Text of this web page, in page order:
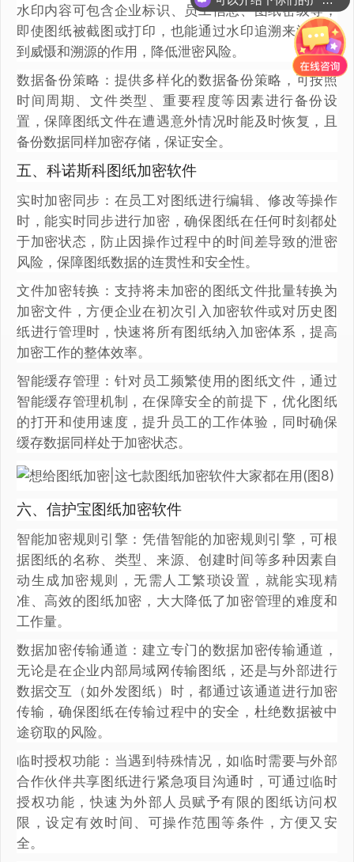
水印内容可包含企业标识、员工信息、图纸密级等，
即使图纸被截图或打印，也能通过水印追溯来源，起
到威慑和溯源的作用，降低泄密风险。
数据备份策略：提供多样化的数据备份策略，可按照
时间周期、文件类型、重要程度等因素进行备份设
置，保障图纸文件在遭遇意外情况时能及时恢复，且
备份数据同样加密存储，保证安全。
五、科诺斯科图纸加密软件
实时加密同步：在员工对图纸进行编辑、修改等操作
时，能实时同步进行加密，确保图纸在任何时刻都处
于加密状态，防止因操作过程中的时间差导致的泄密
风险，保障图纸数据的连贯性和安全性。
文件加密转换：支持将未加密的图纸文件批量转换为
加密文件，方便企业在初次引入加密软件或对历史图
纸进行管理时，快速将所有图纸纳入加密体系，提高
加密工作的整体效率。
智能缓存管理：针对员工频繁使用的图纸文件，通过
智能缓存管理机制，在保障安全的前提下，优化图纸
的打开和使用速度，提升员工的工作体验，同时确保
缓存数据同样处于加密状态。
六、信护宝图纸加密软件
智能加密规则引擎：凭借智能的加密规则引擎，可根
据图纸的名称、类型、来源、创建时间等多种因素自
动生成加密规则，无需人工繁琐设置，就能实现精
准、高效的图纸加密，大大降低了加密管理的难度和
工作量。
数据加密传输通道：建立专门的数据加密传输通道，
无论是在企业内部局域网传输图纸，还是与外部进行
数据交互（如外发图纸）时，都通过该通道进行加密
传输，确保图纸在传输过程中的安全，杜绝数据被中
途窃取的风险。
临时授权功能：当遇到特殊情况，如临时需要与外部
合作伙伴共享图纸进行紧急项目沟通时，可通过临时
授权功能，快速为外部人员赋予有限的图纸访问权
限，设定有效时间、可操作范围等条件，方便又安
全。